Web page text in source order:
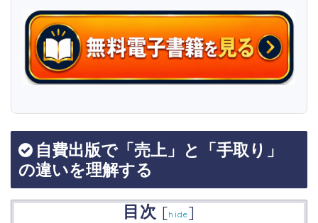
自費出版で「売上」と「手取り」
の違いを理解する
目次 [hide]